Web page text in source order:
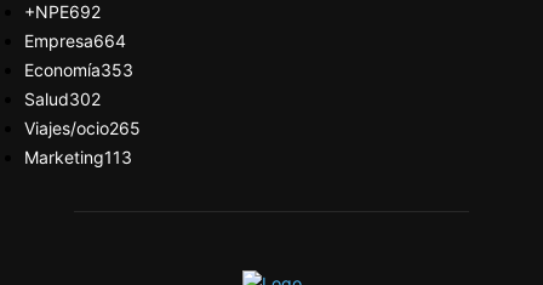
+NPE692
Empresa664
Economía353
Salud302
Viajes/ocio265
Marketing113